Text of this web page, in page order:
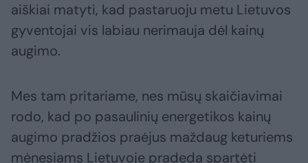
aiškiai matyti, kad pastaruoju metu Lietuvos
gyventojai vis labiau nerimauja dėl kainų
augimo.
Mes tam pritariame, nes mūsų skaičiavimai
rodo, kad po pasaulinių energetikos kainų
augimo pradžios praėjus maždaug keturiems
mėnesiams Lietuvoje pradeda spartėti